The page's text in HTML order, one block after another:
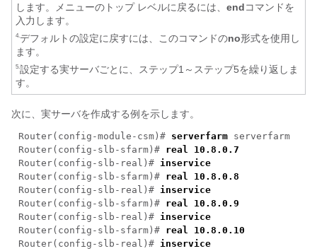
します。メニューのトップ レベルに戻るには、 endコマンドを
入力します。
4.デフォルトの設定に戻すには、このコマンドのno形式を使用し
ます。
5.設定する実サーバごとに、ステップ1～ステップ5を繰り返しま
す。
次に、実サーバを作成する例を示します。
Router(config-module-csm)# serverfarm serverfarm
Router(config-slb-sfarm)# real 10.8.0.7
Router(config-slb-real)# inservice
Router(config-slb-sfarm)# real 10.8.0.8
Router(config-slb-real)# inservice
Router(config-slb-sfarm)# real 10.8.0.9
Router(config-slb-real)# inservice
Router(config-slb-sfarm)# real 10.8.0.10
Router(config-slb-real)# inservice